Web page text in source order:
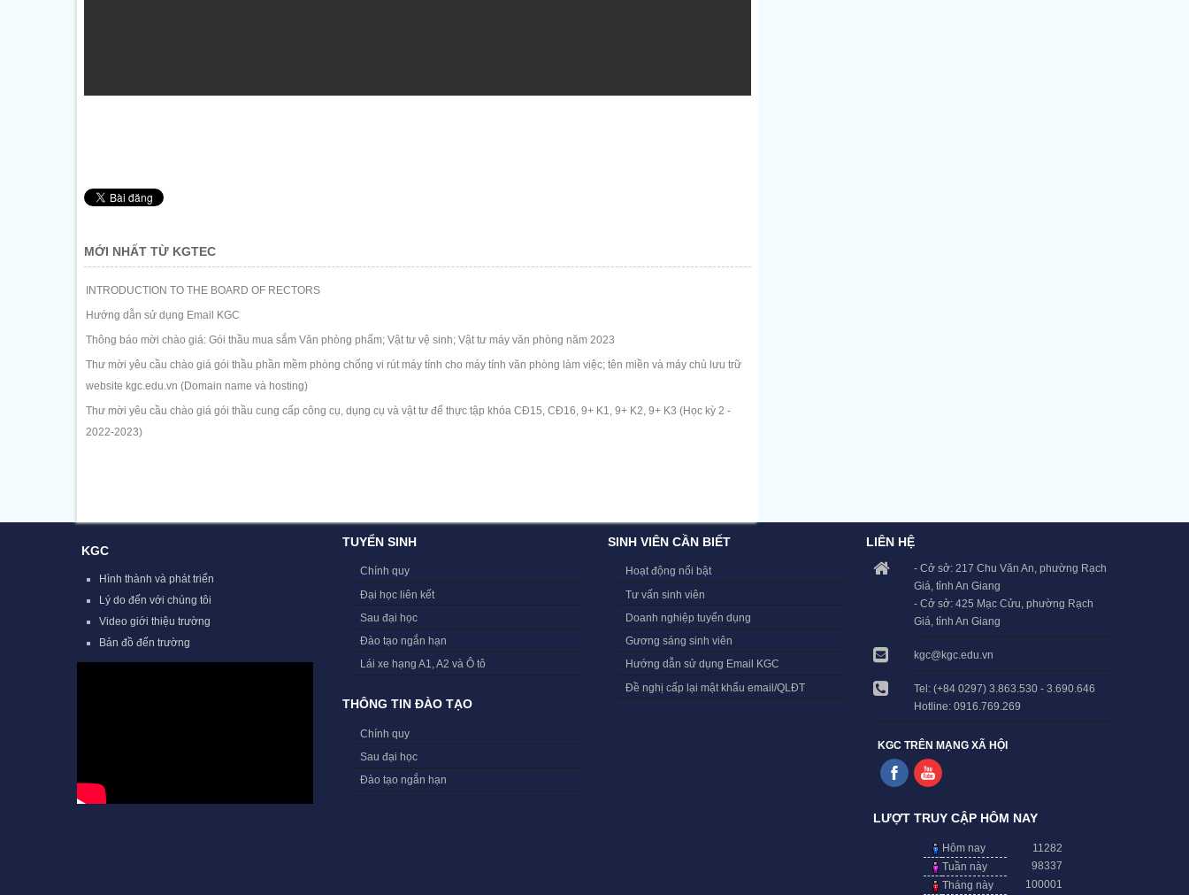
MỚI NHẤT TỪ KGTEC
INTRODUCTION TO THE BOARD OF RECTORS
Hướng dẫn sử dụng Email KGC
Thông báo mời chào giá: Gói thầu mua sắm Văn phòng phẩm; Vật tư vệ sinh; Vật tư máy văn phòng năm 2023
Thư mời yêu cầu chào giá gói thầu phần mềm phòng chống vi rút máy tính cho máy tính văn phòng làm việc; tên miền và máy chủ lưu trữ
website kgc.edu.vn (Domain name và hosting)
Thư mời yêu cầu chào giá gói thầu cung cấp công cụ, dụng cụ và vật tư để thực tập khóa CĐ15, CĐ16, 9+ K1, 9+ K2, 9+ K3 (Học kỳ 2 -
2022-2023)
KGC
Hình thành và phát triển
Lý do đến với chúng tôi
Video giới thiệu trường
Bản đồ đến trường
TUYỂN SINH
Chính quy
Đại học liên kết
Sau đại học
Đào tạo ngắn hạn
Lái xe hạng A1, A2 và Ô tô
THÔNG TIN ĐÀO TẠO
Chính quy
Sau đại học
Đào tạo ngắn hạn
SINH VIÊN CẦN BIẾT
Hoạt động nổi bật
Tư vấn sinh viên
Doanh nghiệp tuyển dụng
Gương sáng sinh viên
Hướng dẫn sử dụng Email KGC
Đề nghị cấp lại mật khẩu email/QLĐT
LIÊN HỆ
- Cở sở: 217 Chu Văn An, phường Rạch
Giá, tỉnh An Giang
- Cở sở: 425 Mạc Cửu, phường Rạch
Giá, tỉnh An Giang
kgc@kgc.edu.vn
Tel: (+84 0297) 3.863.530 - 3.690.646
Hotline: 0916.769.269
KGC TRÊN MẠNG XÃ HỘI
LƯỢT TRUY CẬP HÔM NAY
Hôm nay
11282
Tuần này
98337
Tháng này
100001